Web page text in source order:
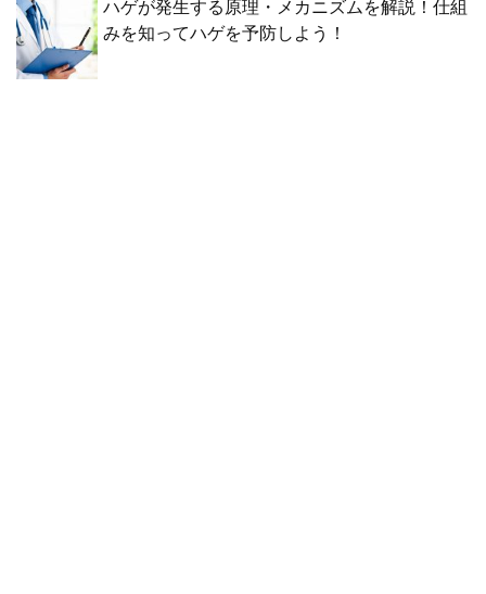
ハゲが発生する原理・メカニズムを解説！仕組
みを知ってハゲを予防しよう！